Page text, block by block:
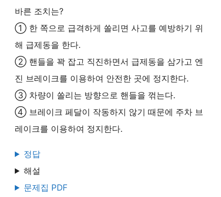
바른 조치는?
① 한 쪽으로 급격하게 쏠리면 사고를 예방하기 위
해 급제동을 한다.
② 핸들을 꽉 잡고 직진하면서 급제동을 삼가고 엔
진 브레이크를 이용하여 안전한 곳에 정지한다.
③ 차량이 쏠리는 방향으로 핸들을 꺾는다.
④ 브레이크 페달이 작동하지 않기 때문에 주차 브
레이크를 이용하여 정지한다.
정답
해설
문제집 PDF